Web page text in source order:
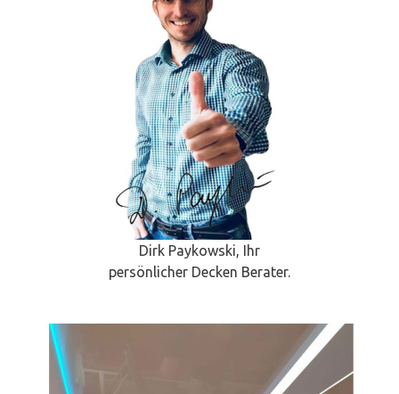
Dirk Paykowski, Ihr
persönlicher Decken Berater.